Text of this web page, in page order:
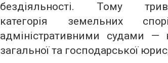
бездіяльності. Тому
категорія земельних
адміністративними судами —
загальної та господарської